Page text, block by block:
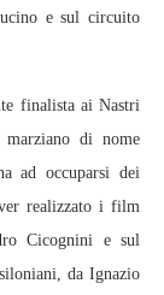
e sul circuito
finalista ai Nastri
di nome
ad occuparsi dei
realizzato i film
Cicognini e sul
da Ignazio